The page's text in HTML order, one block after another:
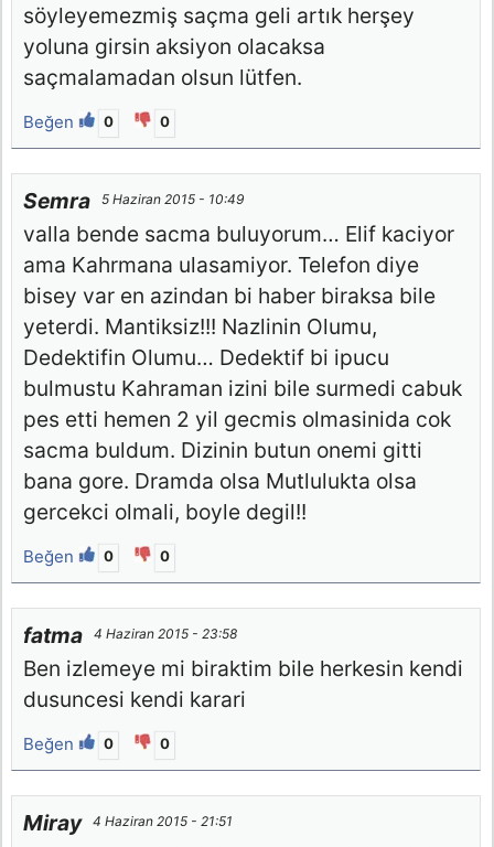
söyleyemezmiş saçma geli artık herşey
yoluna girsin aksiyon olacaksa
saçmalamadan olsun lütfen.
Beğen 0 0
Semra 5 Haziran 2015 - 10:49
valla bende sacma buluyorum… Elif kaciyor
ama Kahrmana ulasamiyor. Telefon diye
bisey var en azindan bi haber biraksa bile
yeterdi. Mantiksiz!!! Nazlinin Olumu,
Dedektifin Olumu… Dedektif bi ipucu
bulmustu Kahraman izini bile surmedi cabuk
pes etti hemen 2 yil gecmis olmasinida cok
sacma buldum. Dizinin butun onemi gitti
bana gore. Dramda olsa Mutlulukta olsa
gercekci olmali, boyle degil!!
Beğen 0 0
fatma 4 Haziran 2015 - 23:58
Ben izlemeye mi biraktim bile herkesin kendi
dusuncesi kendi karari
Beğen 0 0
Miray 4 Haziran 2015 - 21:51